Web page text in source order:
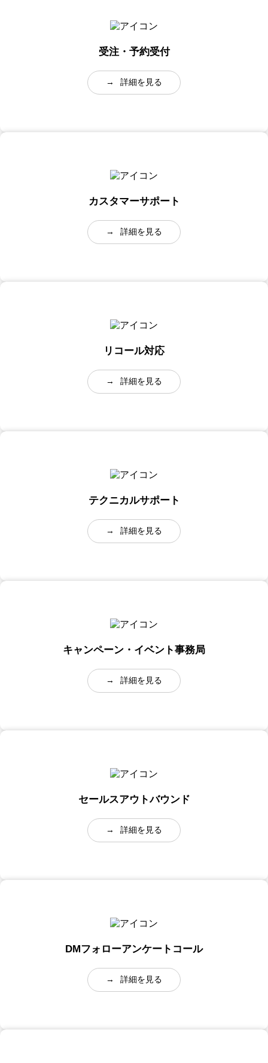
受注・予約受付
→ 詳細を見る
カスタマーサポート
→ 詳細を見る
リコール対応
→ 詳細を見る
テクニカルサポート
→ 詳細を見る
キャンペーン・イベント事務局
→ 詳細を見る
セールスアウトバウンド
→ 詳細を見る
DMフォローアンケートコール
→ 詳細を見る